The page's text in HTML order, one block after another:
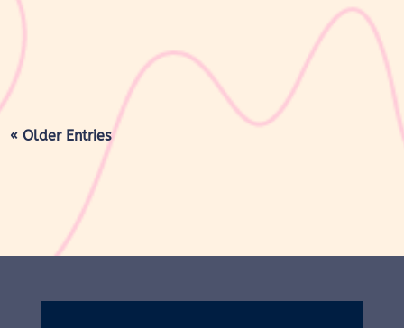
persalinan yang harus segera dibersihkan, terutama jika jumlahnya
« Older Entries